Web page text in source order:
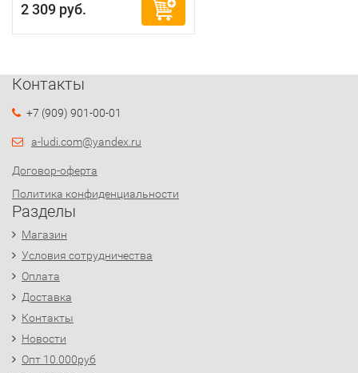
2 309 руб.
Контакты
+7 (909) 901-00-01
a-ludi.com@yandex.ru
Договор-оферта
Политика конфиденциальности
Разделы
Магазин
Условия сотрудничества
Оплата
Доставка
Контакты
Новости
Опт 10.000руб